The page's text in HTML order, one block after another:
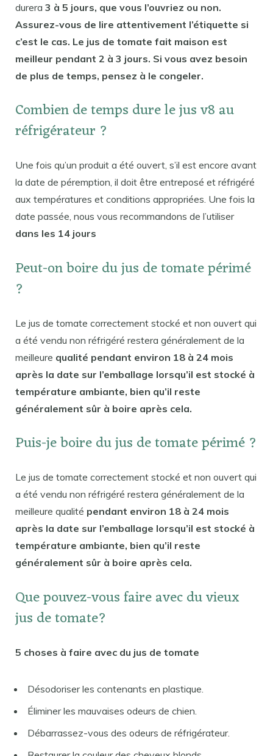
durera 3 à 5 jours, que vous l’ouvriez ou non.
Assurez-vous de lire attentivement l’étiquette si
c’est le cas. Le jus de tomate fait maison est
meilleur pendant 2 à 3 jours. Si vous avez besoin
de plus de temps, pensez à le congeler.
Combien de temps dure le jus v8 au
réfrigérateur ?
Une fois qu’un produit a été ouvert, s’il est encore avant
la date de péremption, il doit être entreposé et réfrigéré
aux températures et conditions appropriées. Une fois la
date passée, nous vous recommandons de l’utiliser
dans les 14 jours
Peut-on boire du jus de tomate périmé
?
Le jus de tomate correctement stocké et non ouvert qui
a été vendu non réfrigéré restera généralement de la
meilleure qualité pendant environ 18 à 24 mois
après la date sur l’emballage lorsqu’il est stocké à
température ambiante, bien qu’il reste
généralement sûr à boire après cela.
Puis-je boire du jus de tomate périmé ?
Le jus de tomate correctement stocké et non ouvert qui
a été vendu non réfrigéré restera généralement de la
meilleure qualité pendant environ 18 à 24 mois
après la date sur l’emballage lorsqu’il est stocké à
température ambiante, bien qu’il reste
généralement sûr à boire après cela.
Que pouvez-vous faire avec du vieux
jus de tomate?
5 choses à faire avec du jus de tomate
Désodoriser les contenants en plastique.
Éliminer les mauvaises odeurs de chien.
Débarrassez-vous des odeurs de réfrigérateur.